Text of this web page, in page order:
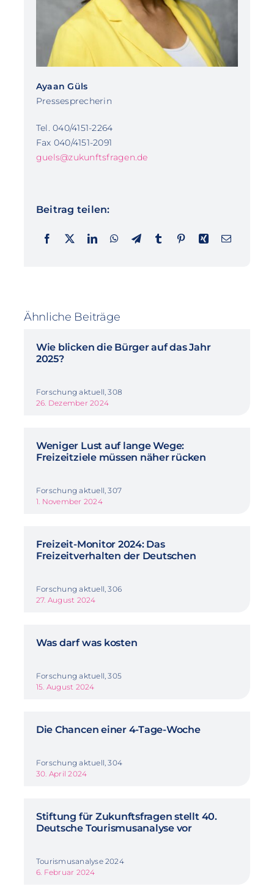
Ayaan Güls
Pressesprecherin
Tel. 040/4151-2264
Fax 040/4151-2091
guels@zukunftsfragen.de
Beitrag teilen:
Ähnliche Beiträge
Wie blicken die Bürger auf das Jahr
2025?
Forschung aktuell, 308
26. Dezember 2024
Weniger Lust auf lange Wege:
Freizeitziele müssen näher rücken
Forschung aktuell, 307
1. November 2024
Freizeit-Monitor 2024: Das
Freizeitverhalten der Deutschen
Forschung aktuell, 306
27. August 2024
Was darf was kosten
Forschung aktuell, 305
15. August 2024
Die Chancen einer 4-Tage-Woche
Forschung aktuell, 304
30. April 2024
Stiftung für Zukunftsfragen stellt 40.
Deutsche Tourismusanalyse vor
Tourismusanalyse 2024
6. Februar 2024